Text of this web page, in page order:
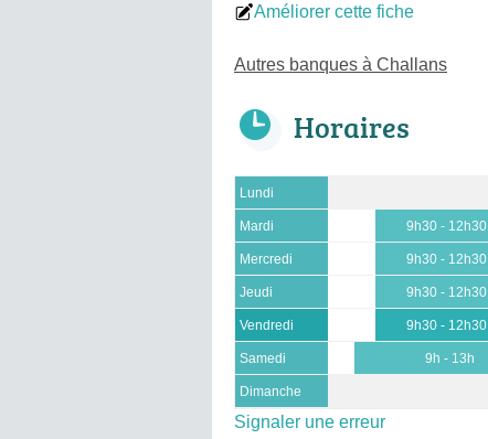
Améliorer cette fiche
Autres banques à Challans
Horaires
Lundi
Mardi 9h30 - 12h30
Mercredi 9h30 - 12h30
Jeudi 9h30 - 12h30
Vendredi 9h30 - 12h30
Samedi 9h - 13h
Dimanche
Signaler une erreur